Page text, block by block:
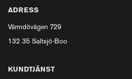
ADRESS
Värmdövägen 729
132 35 Saltsjö-Boo
KUNDTJÄNST